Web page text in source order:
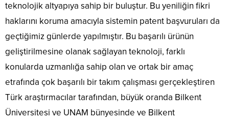
teknolojik altyapıya sahip bir buluştur. Bu yeniliğin fikri
haklarını koruma amacıyla sistemin patent başvuruları da
geçtiğimiz günlerde yapılmıştır. Bu başarılı ürünün
geliştirilmesine olanak sağlayan teknoloji, farklı
konularda uzmanlığa sahip olan ve ortak bir amaç
etrafında çok başarılı bir takım çalışması gerçekleştiren
Türk araştırmacılar tarafından, büyük oranda Bilkent
Üniversitesi ve UNAM bünyesinde ve Bilkent